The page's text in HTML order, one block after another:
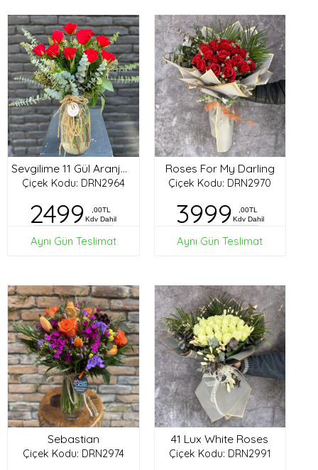
Sevgilime 11 Gül Aranjman
Çiçek Kodu: DRN2964
2499
,00TL
Kdv Dahil
Aynı Gün Teslimat
Roses For My Darling
Çiçek Kodu: DRN2970
3999
,00TL
Kdv Dahil
Aynı Gün Teslimat
Sebastian
Çiçek Kodu: DRN2974
41 Lux White Roses
Çiçek Kodu: DRN2991